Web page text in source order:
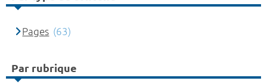
Pages (63)
Par rubrique